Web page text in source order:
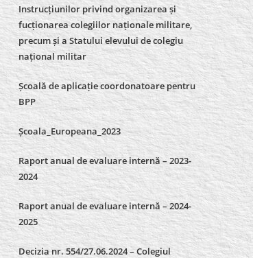
Instrucțiunilor privind organizarea și
fucționarea colegiilor naționale militare,
precum și a Statului elevului de colegiu
național militar
Școală de aplicație coordonatoare pentru
BPP
Școala_Europeana_2023
Raport anual de evaluare internă – 2023-
2024
Raport anual de evaluare internă –2024-
2025
Decizia nr. 554/27.06.2024 – Colegiul